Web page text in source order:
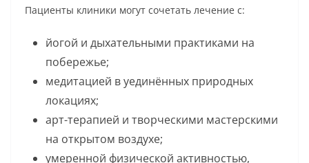
Пациенты клиники могут сочетать лечение с:
йогой и дыхательными практиками на
побережье;
медитацией в уединённых природных
локациях;
арт-терапией и творческими мастерскими
на открытом воздухе;
умеренной физической активностью,